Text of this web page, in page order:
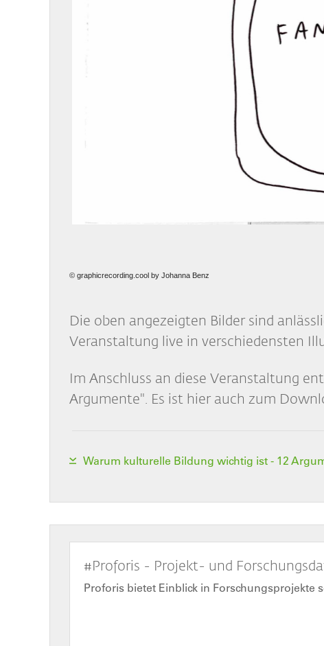
© graphicrecording.cool by Johanna Benz
Die oben angezeigten Bilder sind
Veranstaltung live in verschiedensten
Im Anschluss an diese Veranstaltung
Argumente". Es ist hier auch zum
Warum kulturelle Bildung wichtig ist - 12
#Proforis - Projekt- und
Proforis bietet Einblick in Forschungsprojekte